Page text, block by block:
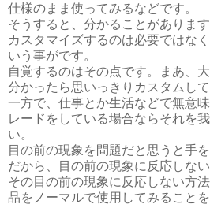
仕様のまま使ってみるなどです。
そうすると、分かることがあります
カスタマイズするのは必要ではな
いう事がです。
自覚するのはその点です。まあ、
分かったら思いっきりカスタムして
一方で、仕事とか生活などで無意
レードをしている場合ならそれを
い。
目の前の現象を問題だと思うと手
だから、目の前の現象に反応しない
その目の前の現象に反応しない方
品をノーマルで使用してみることを